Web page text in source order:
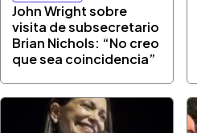
John Wright sobre
visita de subsecretario
Brian Nichols: “No creo
que sea coincidencia”